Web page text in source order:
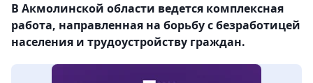
В Акмолинской области ведется комплексная
работа, направленная на борьбу с безработицей
населения и трудоустройству граждан.